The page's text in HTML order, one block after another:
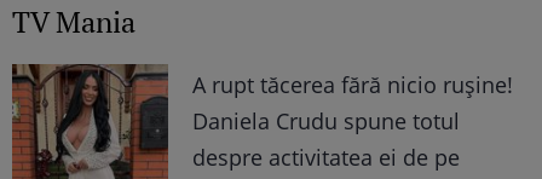
TV Mania
A rupt tăcerea fără nicio rușine!
Daniela Crudu spune totul
despre activitatea ei de pe